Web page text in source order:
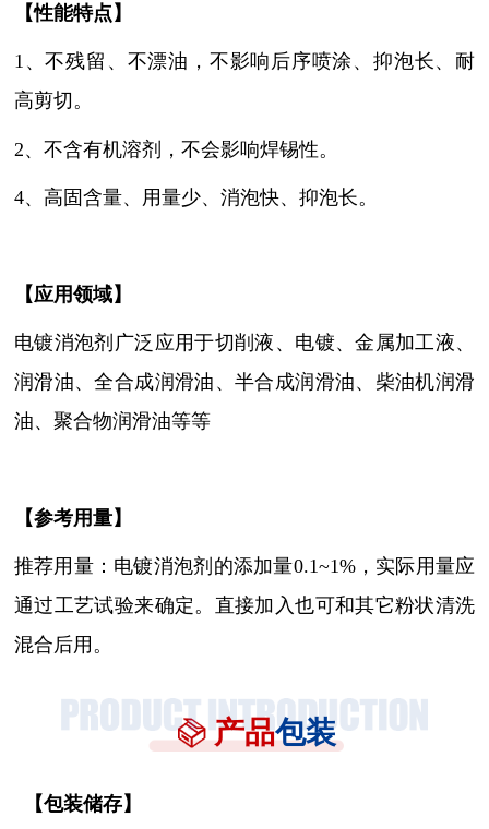
【性能特点】
1、不残留、不漂油 ， 不影响后序喷涂、抑泡长、耐
高剪切 。
2、不含有机溶剂，不会影响焊锡性。
4、高固含量、用量少、消泡快、抑泡长。
【应用领域】
电镀消泡剂 广泛应用于切削液、电镀、金属加工液、
润滑油、全合成润滑油、半合成润滑油、柴油机润滑
油、聚合物润滑油等等
【参考用量】
推荐用量：电镀消泡剂 的添加量0.1~1%，实际用量应
通过工艺试验来确定。直接加入也可和其它粉状清洗
混合后用。
产品包装
【包装储存】